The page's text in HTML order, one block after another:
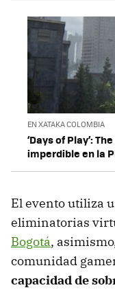
EN XATAKA COLOMBIA
‘Days of Play’:
imperdible en la
El evento utiliza
eliminatorias
Bogotá,
comunidad
capacidad de